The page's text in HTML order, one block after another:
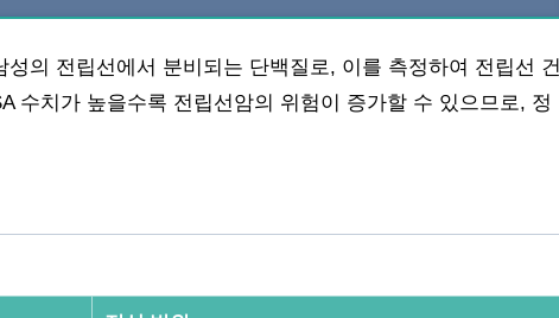
의 전립선에서 분비되는 단백질로, 이를 측정하여 전립선 건
수치가 높을수록 전립선암의 위험이 증가할 수 있으므로, 정